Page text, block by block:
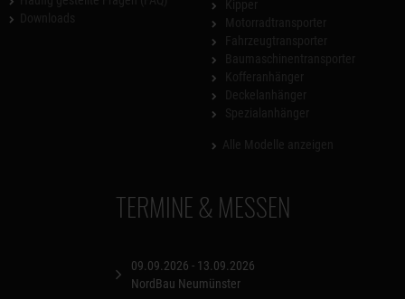
TERMINE & MESSEN
09.09.2026 - 13.09.2026
NordBau Neumünster